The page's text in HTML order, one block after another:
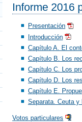
Informe 2016
Presentación
Introducción
Capítulo A. El
Capítulo B. Los
Capítulo C. Los
Capítulo D. Los
Capítulo E.
Separata. Ceuta y
Votos particulares